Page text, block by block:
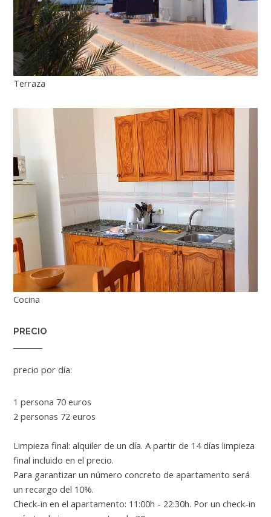
Terraza
Cocina
PRECIO
precio por día:
1 persona 70 euros
2 personas 72 euros
Limpieza final: alquiler de un día. A partir de 14 días limpieza
final incluido en el precio.
Para garantizar un número concreto de apartamento será
un recargo del 10%.
Check-in en el apartamento: 11:00h - 22:30h. Por un check-in